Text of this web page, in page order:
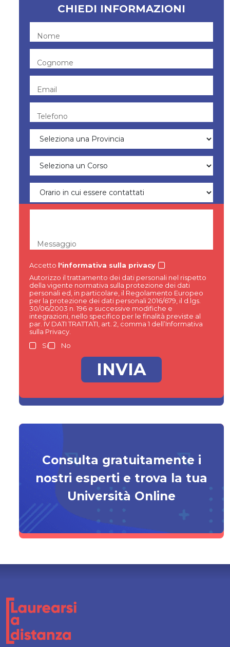
CHIEDI INFORMAZIONI
Nome
Cognome
Email
Telefono
Messaggio
Accetto l'informativa sulla privacy
Autorizzo il trattamento dei dati personali nel rispetto
della vigente normativa sulla protezione dei dati
personali ed, in particolare, il Regolamento Europeo
per la protezione dei dati personali 2016/679, il d.lgs.
30/06/2003 n. 196 e successive modifiche e
integrazioni, nello specifico per le finalità previste al
par. IV DATI TRATTATI, art. 2, comma 1 dell’Informativa
sulla Privacy.
Si
No
Consulta gratuitamente i
nostri esperti e trova la tua
Università Online